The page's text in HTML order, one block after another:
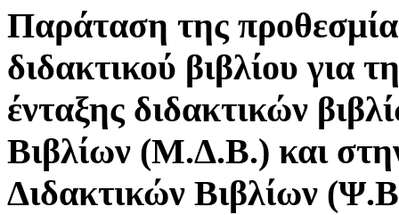
Παράταση της
διδακτικού βιβλίου για
ένταξης διδακτικών
Βιβλίων (Μ.Δ.Β.) και
Διδακτικών Βιβλίων